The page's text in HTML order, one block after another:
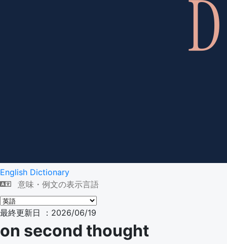
English Dictionary
意味・例文の表示言語
最終更新日 ：2026/06/19
on second thought